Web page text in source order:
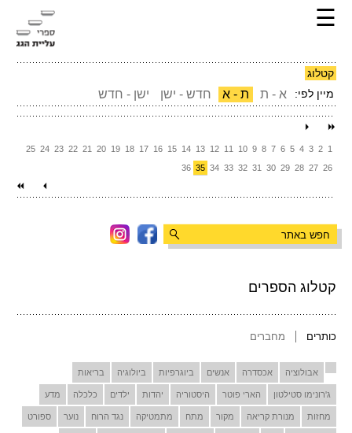
☰
קטלוג הספרים
כותרים מחברים
אבולוציה אכסדרה אנשים ביוגרפיות ביולוגיה בריאות
ג'רונימו סטילטון הארי פוטר היסטוריה יהדות ילדים כלכלה מדע
מחזות מנורת קריאה מקור מתח מתמטיקה נגד הרוח נוער ספורט
קטלוג
מיין לפי:
א - ת ת - א חדש - ישן ישן - חדש
1
2
3
4
5
6
7
8
9
10
11
12
13
14
15
16
17
18
19
20
21
22
23
24
25
26
27
28
29
30
31
32
33
34
35
36